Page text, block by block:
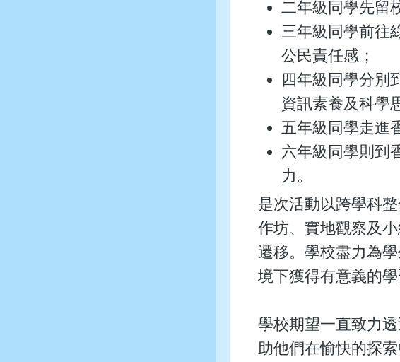
二年級同學先留
三年級同學前往
公民責任感；
四年級同學分別
資訊素養及科學
五年級同學走進
六年級同學則到
力。
是次活動以跨學科
作坊、實地觀察及
遷移。學校盡力為
境下獲得有意義的學
學校期望一直致力
助他們在愉快的探索